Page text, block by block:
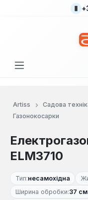
Перейти до
Artiss Садова
Газонокосарки
ELM3710
Тип:несамохідна
Ширина обробки:37 см